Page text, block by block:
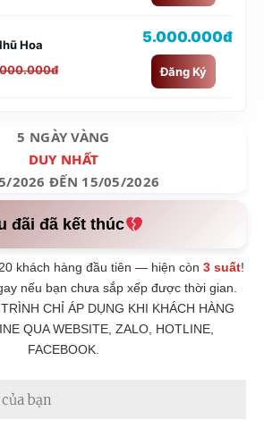
Hoa
5.000.000đ
Đăng Ký
5 NGÀY VÀNG
DUY NHẤT
2026 ĐẾN 15/05/2026
đãi đã kết thúc
khách hàng đầu tiên — hiện còn3 suất!
nếu bạn chưa sắp xếp được thời gian.
CHỈ ÁP DỤNG KHI KHÁCH HÀNG
QUA WEBSITE, ZALO, HOTLINE,
FACEBOOK.